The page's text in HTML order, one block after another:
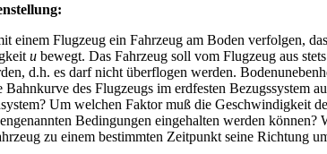
:
einem Flugzeug ein Fahrzeug am Boden verfolgen,
u bewegt. Das Fahrzeug soll vom Flugzeug aus
d.h. es darf nicht überflogen werden.
Bahnkurve des Flugzeugs im erdfesten Bezugssystem
Um welchen Faktor muß die Geschwindigkeit
Bedingungen eingehalten werden können?
zu einem bestimmten Zeitpunkt seine Richtung